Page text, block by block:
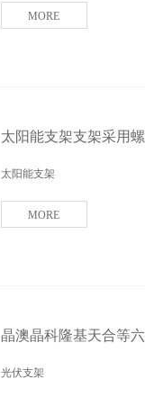
MORE
太阳能支架支架采用
太阳能支架
MORE
晶澳晶科隆基天合等
光伏支架